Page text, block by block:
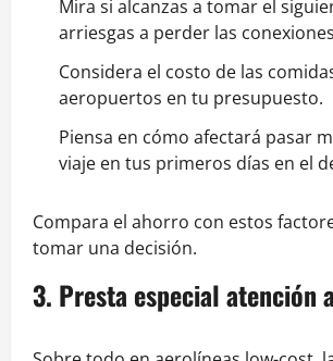
Mira si alcanzas a tomar el
arriesgas a perder las
Considera el costo de las
aeropuertos en tu presupuesto.
Piensa en cómo afectará pasar
viaje en tus primeros días en el
Compara el ahorro con estos
tomar una decisión.
3. Presta especial atención